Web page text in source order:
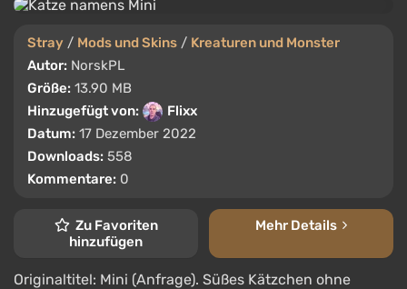
Stray / Mods und Skins / Kreaturen und Monster
Autor: NorskPL
Größe: 13.90 MB
Hinzugefügt von:
Flixx
Datum: 17 Dezember 2022
Downloads: 558
Kommentare: 0
Zu Favoriten
hinzufügen
Mehr Details
Originaltitel: Mini (Anfrage). Süßes Kätzchen ohne